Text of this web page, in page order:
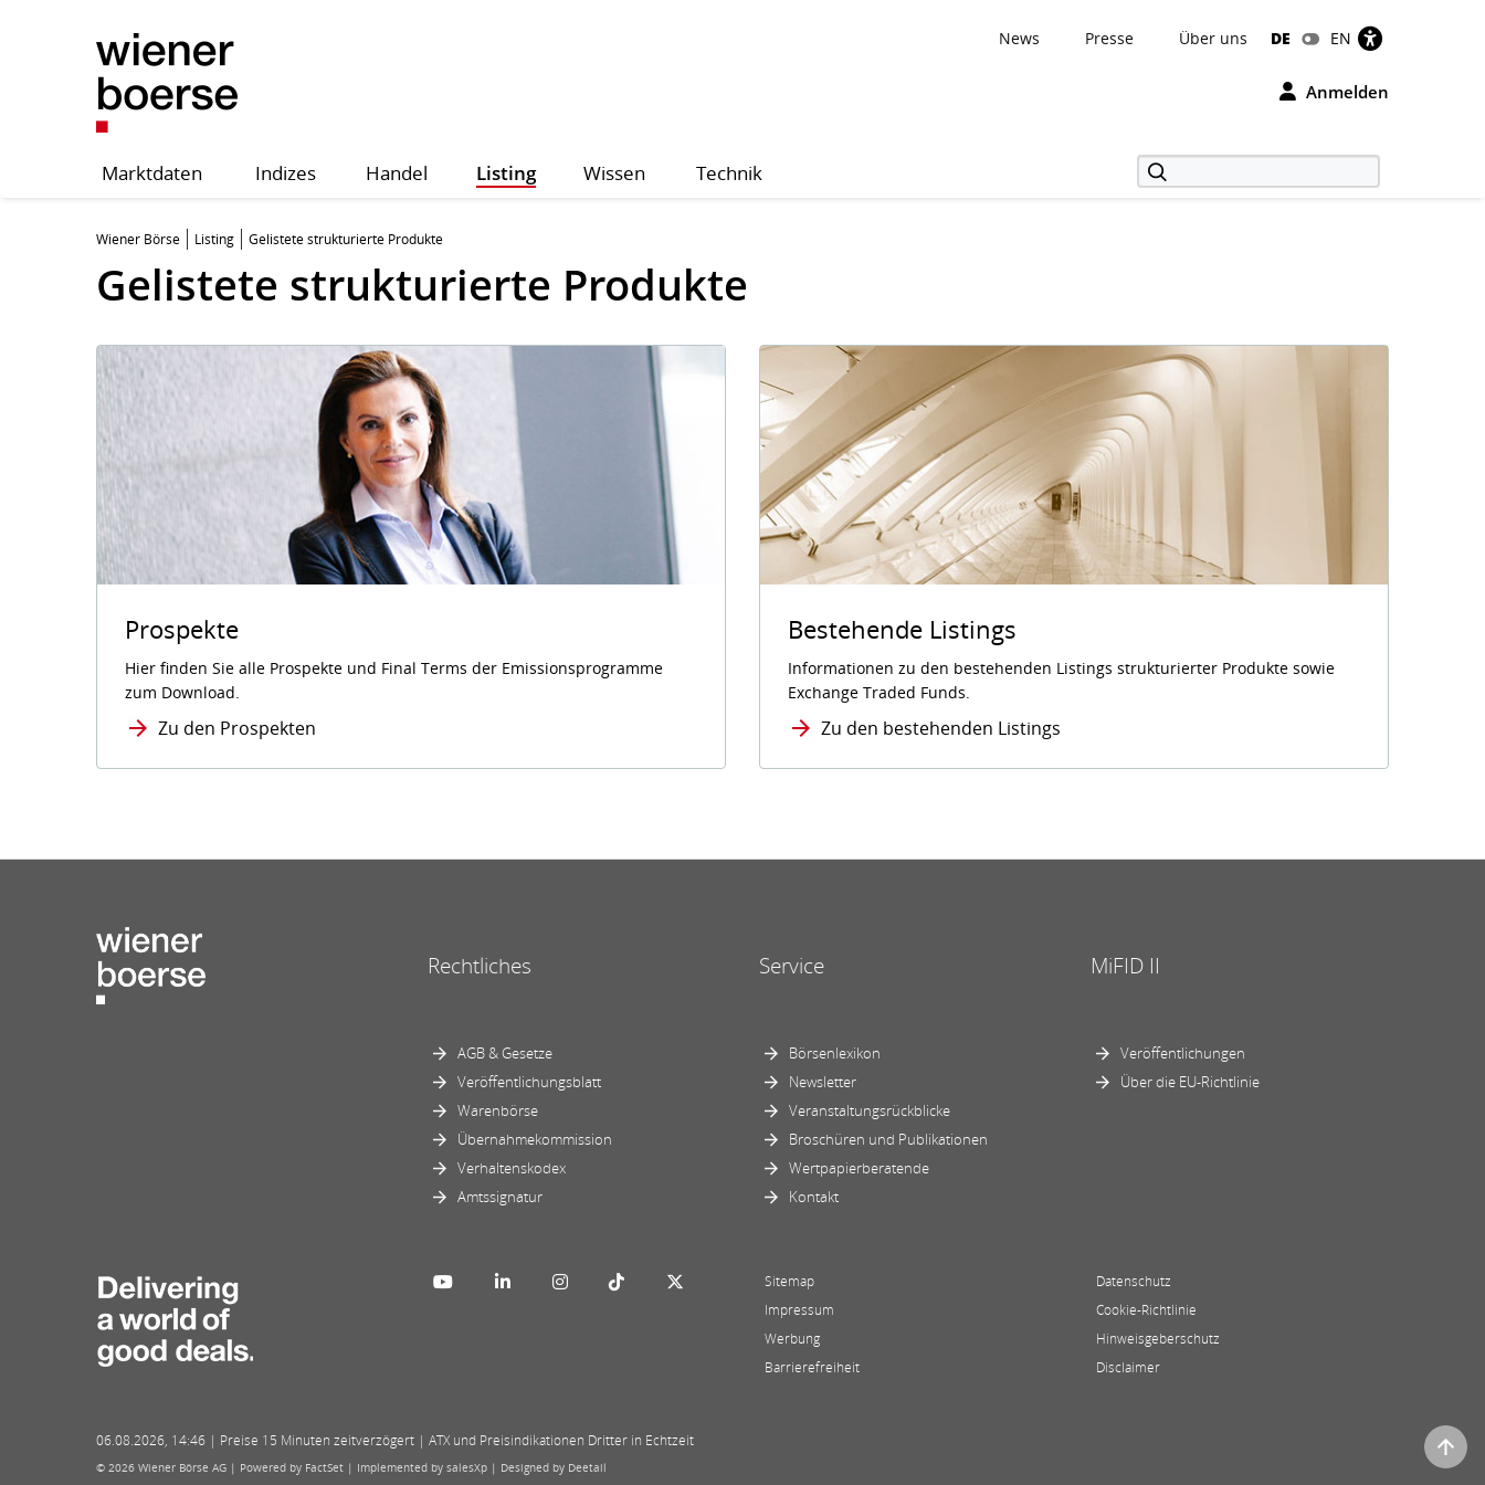
News Presse Über uns DE EN
Anmelden
Marktdaten Indizes Handel Listing Wissen Technik
Wiener Börse Listing Gelistete strukturierte Produkte
Gelistete strukturierte Produkte
Prospekte
Hier finden Sie alle Prospekte und Final Terms der Emissionsprogramme
zum Download.
Zu den Prospekten
Bestehende Listings
Informationen zu den bestehenden Listings strukturierter Produkte sowie
Exchange Traded Funds.
Zu den bestehenden Listings
Rechtliches
AGB & Gesetze
Veröffentlichungsblatt
Warenbörse
Übernahmekommission
Verhaltenskodex
Amtssignatur
Service
Börsenlexikon
Newsletter
Veranstaltungsrückblicke
Broschüren und Publikationen
Wertpapierberatende
Kontakt
MiFID II
Veröffentlichungen
Über die EU-Richtlinie
Sitemap
Impressum
Werbung
Barrierefreiheit
Datenschutz
Cookie-Richtlinie
Hinweisgeberschutz
Disclaimer
06.08.2026, 14:46 | Preise 15 Minuten zeitverzögert | ATX und Preisindikationen Dritter in Echtzeit
© 2026 Wiener Börse AG | Powered by FactSet | Implemented by salesXp | Designed by Deetail